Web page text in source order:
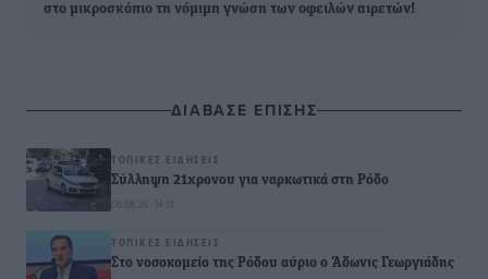
στο μικροσκόπιο τη νόμιμη γνώση των οφειλών αιρετών!
ΔΙΑΒΑΣΕ ΕΠΙΣΗΣ
ΤΟΠΙΚΈΣ ΕΙΔΉΣΕΙΣ
Σύλληψη 21χρονου για ναρκωτικά στη Ρόδο
06.08.26 · 14:13
ΤΟΠΙΚΈΣ ΕΙΔΉΣΕΙΣ
Στο νοσοκομείο της Ρόδου αύριο ο Άδωνις Γεωργιάδης